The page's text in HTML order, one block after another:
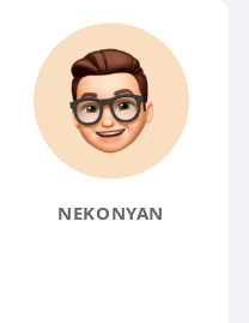
NEKONYAN